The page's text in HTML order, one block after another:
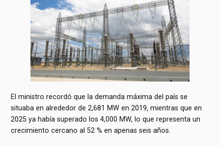
El ministro recordó que la demanda máxima del país se
situaba en alrededor de 2,681 MW en 2019, mientras que en
2025 ya había superado los 4,000 MW, lo que representa un
crecimiento cercano al 52 % en apenas seis años.